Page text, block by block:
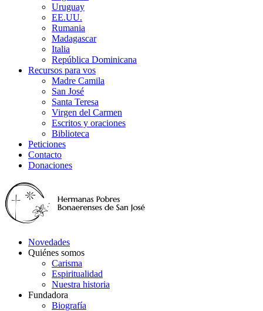
Uruguay
EE.UU.
Rumania
Madagascar
Italia
República Dominicana
Recursos para vos
Madre Camila
San José
Santa Teresa
Virgen del Carmen
Escritos y oraciones
Biblioteca
Peticiones
Contacto
Donaciones
Novedades
Quiénes somos
Carisma
Espiritualidad
Nuestra historia
Fundadora
Biografía